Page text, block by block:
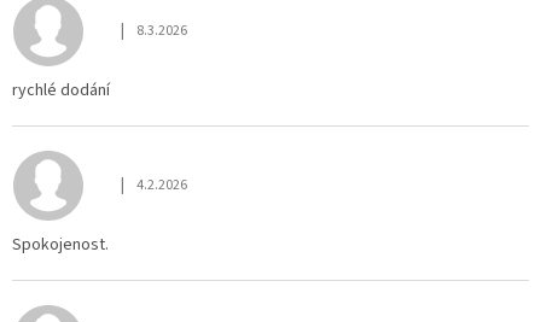
Hodnocení obchodu je 5 z 5 hvězdiček.
| 8.3.2026
rychlé dodání
Hodnocení obchodu je 5 z 5 hvězdiček.
| 4.2.2026
Spokojenost.